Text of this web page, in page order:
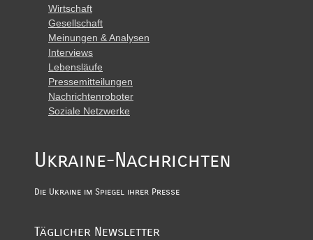
Wirtschaft
Gesellschaft
Meinungen & Analysen
Interviews
Lebensläufe
Pressemitteilungen
Nachrichtenroboter
Soziale Netzwerke
Ukraine-Nachrichten
Die Ukraine im Spiegel ihrer Presse
Täglicher Newsletter